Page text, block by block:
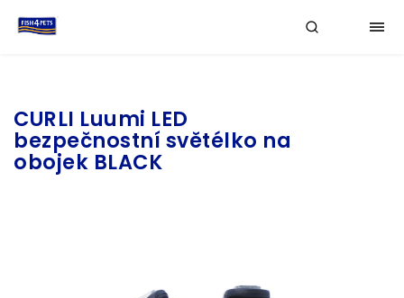
CURLI Luumi LED
bezpečnostní světélko na
obojek BLACK